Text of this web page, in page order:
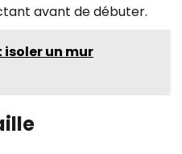
avant de débuter.
un mur